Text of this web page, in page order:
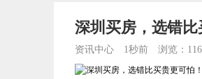
深圳买房，选错比
资讯中心 1秒前 浏览：